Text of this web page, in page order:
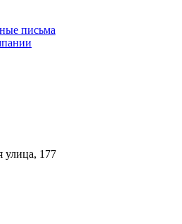
письма
улица, 177